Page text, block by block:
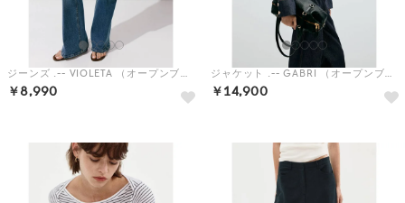
ジーンズ .-- VIOLETA （オープンブルー）
￥8,990
ジャケット .-- GABRI （オープンブルー）
￥14,900